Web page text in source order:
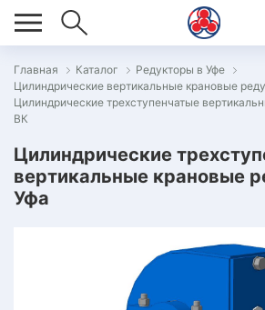
Главная Каталог
Редукторы в Уфе
Цилиндрические вертикальные крановые
Цилиндрические трехступенчатые
ВК
Цилиндрические
вертикальные крановые
Уфа